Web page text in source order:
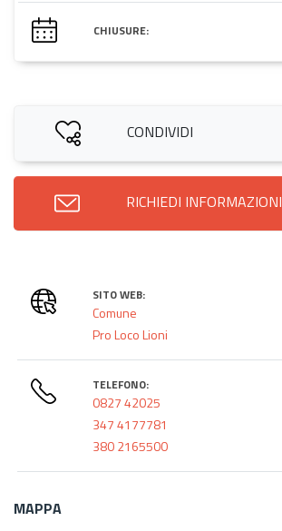
CHIUSURE:
CONDIVIDI
RICHIEDI INFORMAZIONI
SITO WEB:
Comune
Pro Loco Lioni
TELEFONO:
0827 42025
347 4177781
380 2165500
MAPPA